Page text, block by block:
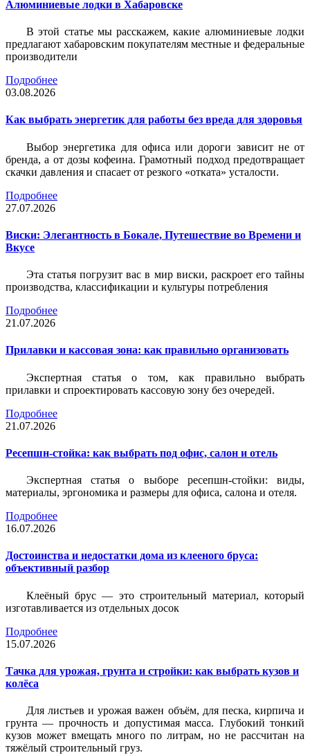
Алюминиевые лодки в Хабаровске
В этой статье мы расскажем, какие алюминиевые лодки
предлагают хабаровским покупателям местные и федеральные
производители
Подробнее
03.08.2026
Как выбрать энергетик для работы без вреда для здоровья
Выбор энергетика для офиса или дороги зависит не от
бренда, а от дозы кофеина. Грамотный подход предотвращает
скачки давления и спасает от резкого «отката» усталости.
Подробнее
27.07.2026
Виски: Элегантность в Бокале, Путешествие во Времени и
Вкусе
Эта статья погрузит вас в мир виски, раскроет его тайны
производства, классификации и культуры потребления
Подробнее
21.07.2026
Прилавки и кассовая зона: как правильно организовать
Экспертная статья о том, как правильно выбрать
прилавки и спроектировать кассовую зону без очередей.
Подробнее
21.07.2026
Ресепшн-стойка: как выбрать под офис, салон и отель
Экспертная статья о выборе ресепшн-стойки: виды,
материалы, эргономика и размеры для офиса, салона и отеля.
Подробнее
16.07.2026
Достоинства и недостатки дома из клееного бруса:
объективный разбор
Клеёный брус — это строительный материал, который
изготавливается из отдельных досок
Подробнее
15.07.2026
Тачка для урожая, грунта и стройки: как выбрать кузов и
колёса
Для листьев и урожая важен объём, для песка, кирпича и
грунта — прочность и допустимая масса. Глубокий тонкий
кузов может вмещать много по литрам, но не рассчитан на
тяжёлый строительный груз.